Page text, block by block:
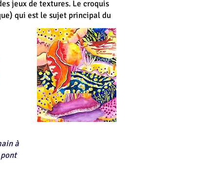
jeux de textures. Le croquis
qui est le sujet principal du
à